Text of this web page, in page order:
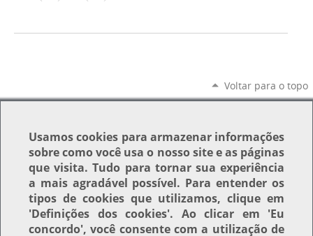
Voltar para o topo
Usamoscookies para armazenar informações
sobre como você usa o nosso site e as páginas
que visita. Tudo para tornar sua experiência
a mais agradável possível. Para entender os
tipos de cookies que utilizamos, clique em
'Definições dos cookies'. Ao clicar em 'Eu
concordo', você consente com a utilização de